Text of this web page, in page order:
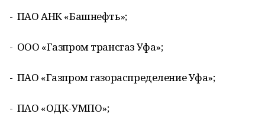
- ПАО АНК «Башнефть»;
- ООО «Газпром трансгаз Уфа»;
- ПАО «Газпром газораспределение Уфа»;
- ПАО «ОДК-УМПО»;